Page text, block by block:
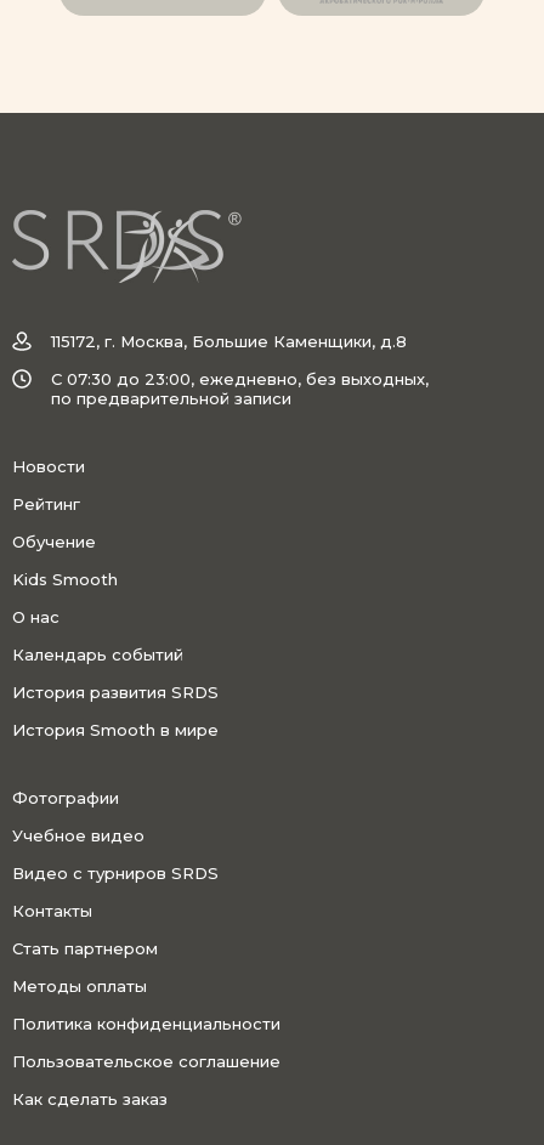
115172, г. Москва, Большие Каменщики, д.8
C 07:30 до 23:00, ежедневно, без выходных,
по предварительной записи
Новости
Рейтинг
Обучение
Kids Smooth
О нас
Календарь событий
История развития SRDS
История Smooth в мире
Фотографии
Учебное видео
Видео с турниров SRDS
Контакты
Стать партнером
Методы оплаты
Политика конфиденциальности
Пользовательское соглашение
Как сделать заказ